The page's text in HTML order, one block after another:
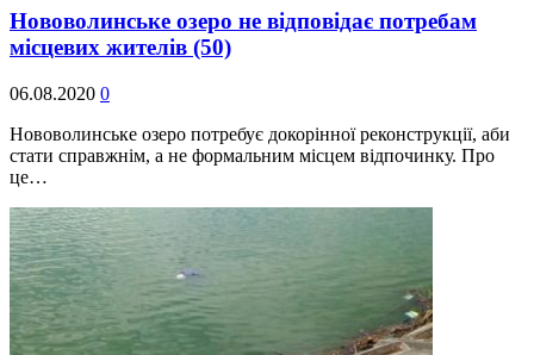
Нововолинське озеро не відповідає потребам
місцевих жителів (50)
06.08.2020 0
Нововолинське озеро потребує докорінної реконструкції, аби
стати справжнім, а не формальним місцем відпочинку. Про
це…